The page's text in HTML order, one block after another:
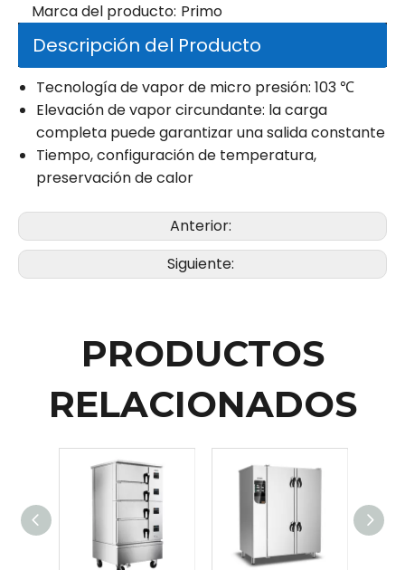
Marca del producto: Primo
Descripción del Producto
Tecnología de vapor de micro presión: 103 ℃
Elevación de vapor circundante: la carga
completa puede garantizar una salida constante
Tiempo, configuración de temperatura,
preservación de calor
Anterior:
Siguiente:
PRODUCTOS
RELACIONADOS